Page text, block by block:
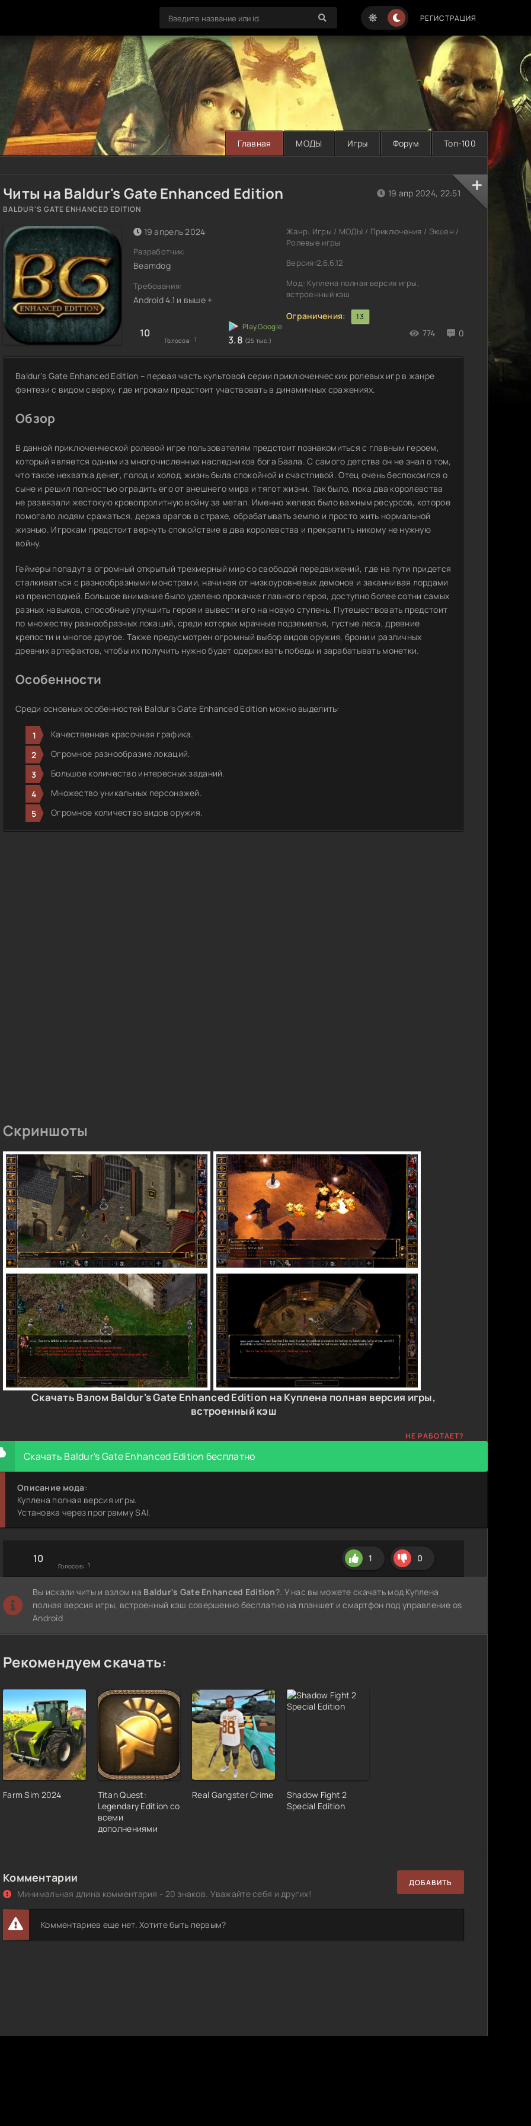
РЕГИСТРАЦИЯ
Главная МОДЫ Игры Форум Топ-100
Читы на Baldur's Gate Enhanced Edition
BALDUR'S GATE ENHANCED EDITION
19 апрель 2024
Разработчик:
Beamdog
Требования:
Android 4.1 и выше +
10
Голосов: 1 3.8 (25 тыс.)
774 0
19 апр 2024, 22:51
Жанр: Игры / МОДЫ / Приключения / Экшен /
Ролевые игры
Версия:2.6.6.12
Мод: Куплена полная версия игры,
встроенный кэш
Ограничения: 13
Baldur's Gate Enhanced Edition – первая часть культовой серии приключенческих ролевых игр в жанре
фэнтези с видом сверху, где игрокам предстоит участвовать в динамичных сражениях.
Обзор
В данной приключенческой ролевой игре пользователям предстоит познакомиться с главным героем,
который является одним из многочисленных наследников бога Баала. С самого детства он не знал о том,
что такое нехватка денег, голод и холод, жизнь была спокойной и счастливой. Отец очень беспокоился о
сыне и решил полностью оградить его от внешнего мира и тягот жизни. Так было, пока два королевства
не развязали жестокую кровопролитную войну за метал. Именно железо было важным ресурсов, которое
помогало людям сражаться, держа врагов в страхе, обрабатывать землю и просто жить нормальной
жизнью. Игрокам предстоит вернуть спокойствие в два королевства и прекратить никому не нужную
войну.
Геймеры попадут в огромный открытый трехмерный мир со свободой передвижений, где на пути придется
сталкиваться с разнообразными монстрами, начиная от низкоуровневых демонов и заканчивая лордами
из преисподней. Большое внимание было уделено прокачке главного героя, доступно более сотни самых
разных навыков, способные улучшить героя и вывести его на новую ступень. Путешествовать предстоит
по множеству разнообразных локаций, среди которых мрачные подземелья, густые леса, древние
крепости и многое другое. Также предусмотрен огромный выбор видов оружия, брони и различных
древних артефактов, чтобы их получить нужно будет одерживать победы и зарабатывать монетки.
Особенности
Среди основных особенностей Baldur's Gate Enhanced Edition можно выделить:
Качественная красочная графика.
Огромное разнообразие локаций.
Большое количество интересных заданий.
Множество уникальных персонажей.
Огромное количество видов оружия.
Скриншоты
Скачать Взлом Baldur's Gate Enhanced Edition на Куплена полная версия игры,
встроенный кэш
НЕ РАБОТАЕТ?
Скачать Baldur's Gate Enhanced Edition бесплатно
Описание мода:
Куплена полная версия игры.
Установка через программу SAI.
10
Голосов: 1
1 0
Вы искали читы и взлом на Baldur's Gate Enhanced Edition?. У нас вы можете скачать мод Куплена
полная версия игры, встроенный кэш совершенно бесплатно на планшет и смартфон под управление os
Android
Рекомендуем скачать:
Farm Sim 2024
Titan Quest:
Legendary Edition со
всеми
дополнениями
Real Gangster Crime
Shadow Fight 2
Special Edition
Комментарии
Минимальная длина комментария - 20 знаков. Уважайте себя и других!
ДОБАВИТЬ
Комментариев еще нет. Хотите быть первым?